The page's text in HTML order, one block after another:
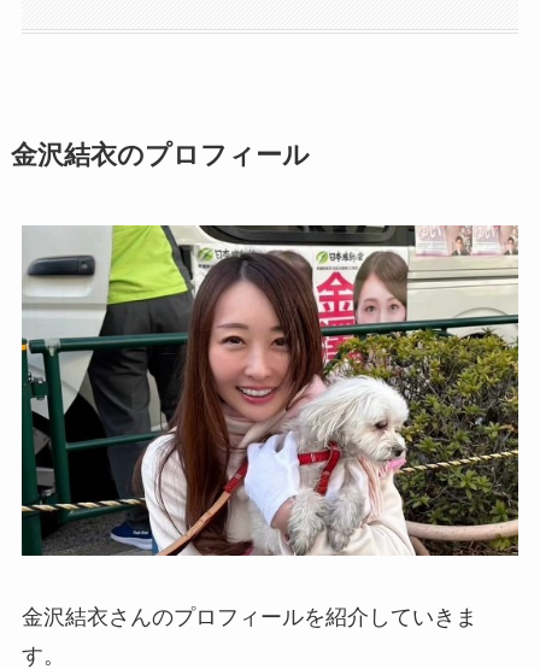
金沢結衣のプロフィール
金沢結衣さんのプロフィールを紹介していきま
す。